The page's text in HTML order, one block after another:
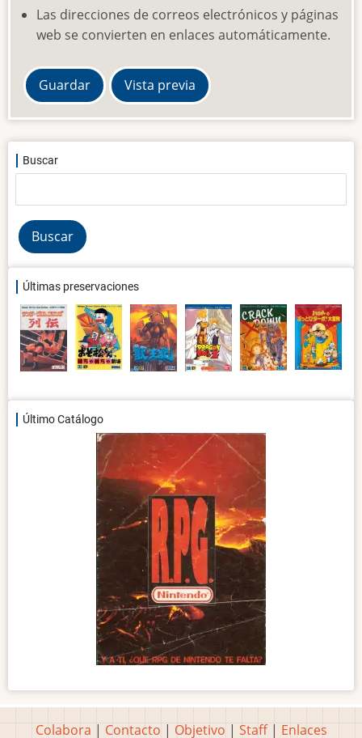
Las direcciones de correos electrónicos y páginas
web se convierten en enlaces automáticamente.
Buscar
Últimas preservaciones
Último Catálogo
Colabora | Contacto | Objetivo | Staff| Enlaces